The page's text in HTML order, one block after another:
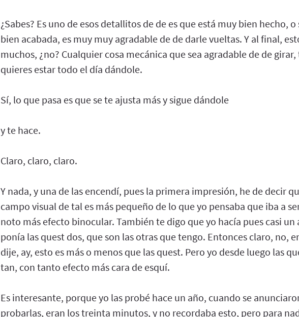
¿Sabes? Es uno de esos detallitos de de es que está muy bien hecho,
bien acabada, es muy muy agradable de de darle vueltas. Y al final,
muchos, ¿no? Cualquier cosa mecánica que sea agradable de de
quieres estar todo el día dándole.
Sí, lo que pasa es que se te ajusta más y sigue dándole
y te hace.
Claro, claro, claro.
Y nada, y una de las encendí, pues la primera impresión, he de decir
campo visual de tal es más pequeño de lo que yo pensaba que iba a
noto más efecto binocular. También te digo que yo hacía pues casi
ponía las quest dos, que son las otras que tengo. Entonces claro, no,
dije, ay, esto es más o menos que las quest. Pero yo desde luego las
tan, con tanto efecto más cara de esquí.
Es interesante, porque yo las probé hace un año, cuando se
probarlas, eran los treinta minutos, y no recordaba esto, pero para